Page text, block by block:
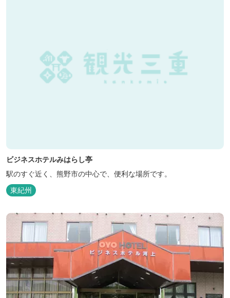
ビジネスホテルみはらし亭
駅のすぐ近く、熊野市の中心で、便利な場所です。
東紀州